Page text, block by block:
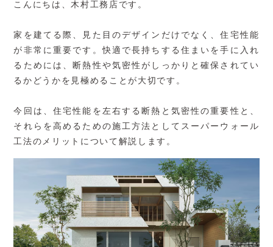
こんにちは、木村工務店です。
家を建てる際、見た目のデザインだけでなく、住宅性能
が非常に重要です。快適で長持ちする住まいを手に入れ
るためには、断熱性や気密性がしっかりと確保されてい
るかどうかを見極めることが大切です。
今回は、住宅性能を左右する断熱と気密性の重要性と、
それらを高めるための施工方法としてスーパーウォール
工法のメリットについて解説します。